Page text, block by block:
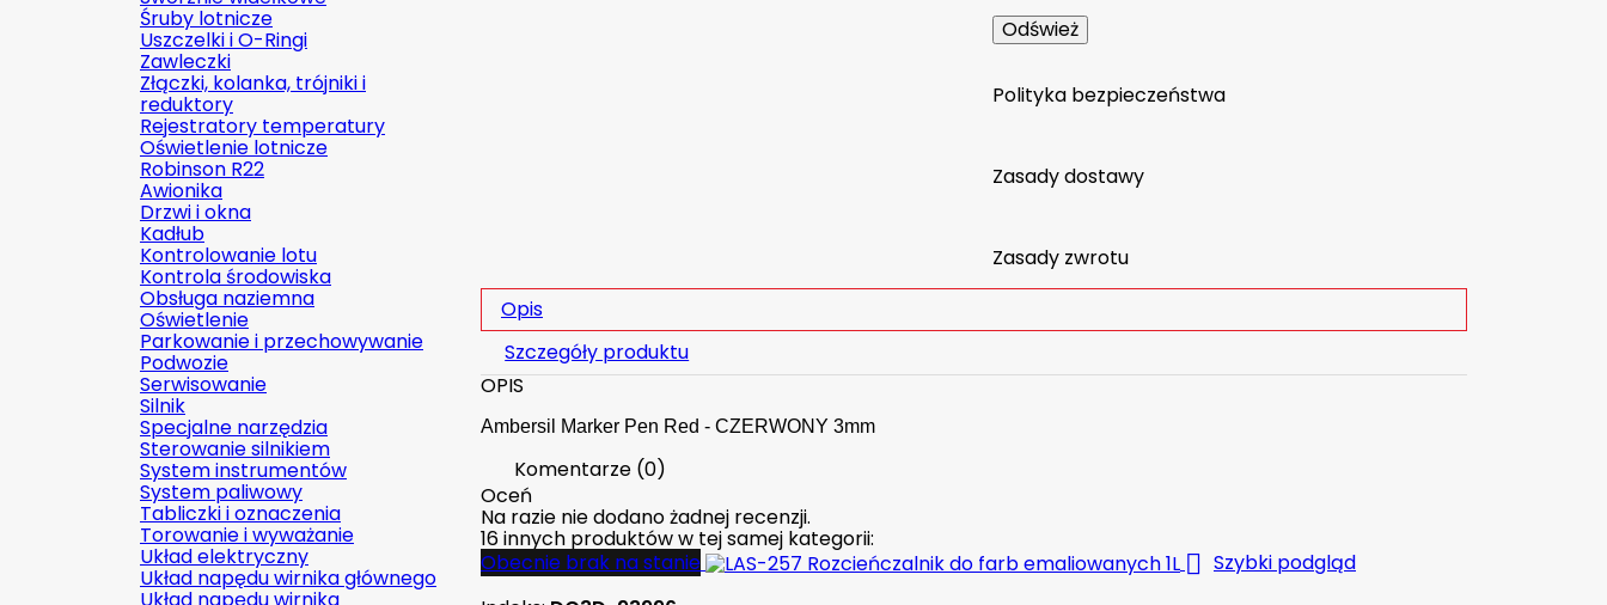
Śruby lotnicze
Uszczelki i O-Ringi
Zawleczki
Złączki, kolanka, trójniki i
reduktory
Rejestratory temperatury
Oświetlenie lotnicze
Robinson R22
Awionika
Drzwi i okna
Kadłub
Kontrolowanie lotu
Kontrola środowiska
Obsługa naziemna
Oświetlenie
Parkowanie i przechowywanie
Podwozie
Serwisowanie
Silnik
Specjalne narzędzia
Sterowanie silnikiem
System instrumentów
System paliwowy
Tabliczki i oznaczenia
Torowanie i wyważanie
Układ elektryczny
Układ napędu wirnika głównego
Polityka bezpieczeństwa
Zasady dostawy
Zasady zwrotu
Opis
Szczegóły produktu
OPIS
Ambersil Marker Pen Red - CZERWONY 3mm
Komentarze (0)
Oceń
Na razie nie dodano żadnej recenzji.
16 innych produktów w tej samej kategorii:
Obecnie brak na stanie
 Szybki podgląd